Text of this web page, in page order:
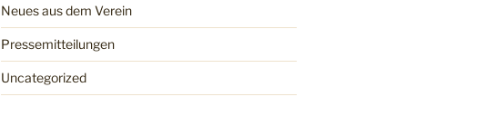
Neues aus dem Verein
Pressemitteilungen
Uncategorized